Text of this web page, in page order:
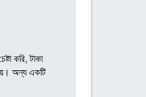
করি, টাকা
অন্য একটি